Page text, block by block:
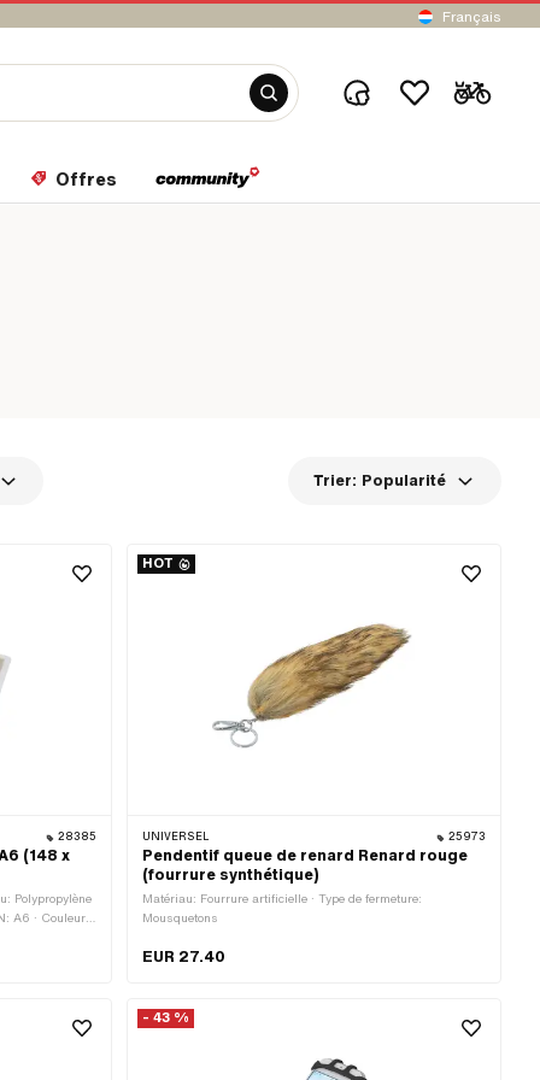
Français
Offres
Trier: Popularité
28385
(148 x
Polypropylène
A6 · Couleur:
HOT
UNIVERSEL 25973
Pendentif queue de renard Renard rouge
(fourrure synthétique)
Matériau: Fourrure artificielle · Type de fermeture:
Mousquetons
EUR 27.40
- 43 %